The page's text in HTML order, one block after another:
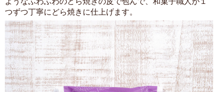
つずつ丁寧にどら焼きに仕上げます。